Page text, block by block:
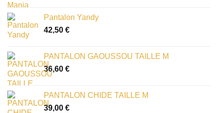
Pantalon Yandy
42,50 €
PANTALON GAOUSSOU TAILLE M
36,60 €
PANTALON CHIDE TAILLE M
39,00 €